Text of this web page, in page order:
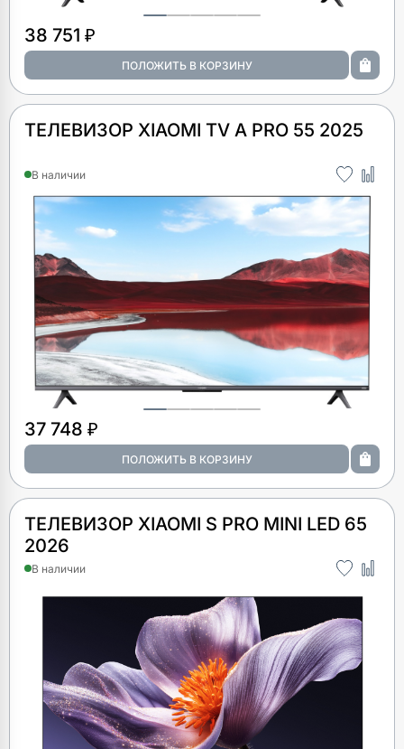
38 751 ₽
ТЕЛЕВИЗОР XIAOMI TV A PRO 55 2025
В наличии
37 748 ₽
ТЕЛЕВИЗОР XIAOMI S PRO MINI LED 65
2026
В наличии